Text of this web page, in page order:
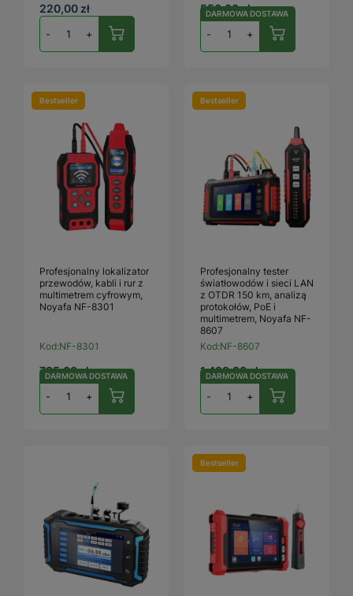
220,00 zł
- +
550,00 zł
- +
DARMOWA DOSTAWA
Bestseller
Profesjonalny lokalizator
przewodów, kabli i rur z
multimetrem cyfrowym,
Noyafa NF-8301
Kod:NF-8301
785,00 zł
- +
DARMOWA DOSTAWA
Bestseller
Profesjonalny tester
światłowodów i sieci LAN
z OTDR 150 km, analizą
protokołów, PoE i
multimetrem, Noyafa NF-
8607
Kod:NF-8607
1 498,00 zł
- +
DARMOWA DOSTAWA
Bestseller